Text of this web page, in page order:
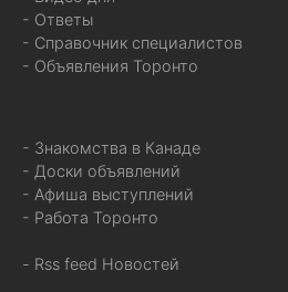
- Ответы
- Справочник специалистов
- Объявления Торонто
- Знакомства в Канаде
- Доски объявлений
- Афиша выступлений
- Работа Торонто
- Rss feed Новостей